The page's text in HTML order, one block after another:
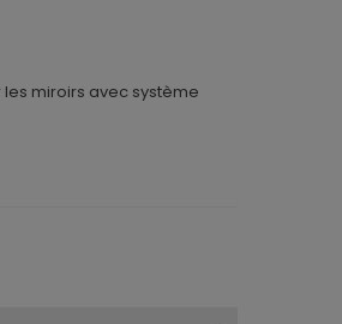
les miroirs avec système